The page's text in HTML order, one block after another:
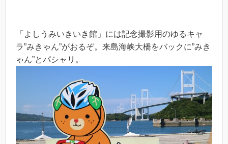
「よしうみいきいき館」には記念撮影用のゆるキャ
ラ”みきゃん”がおるぞ。来島海峡大橋をバックに”みき
ゃん”とパシャリ。